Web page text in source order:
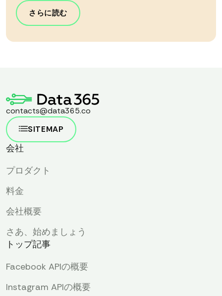
さらに読む
contacts@data365.co
SITEMAP
会社
プロダクト
料金
会社概要
さあ、始めましょう
トップ記事
Facebook APIの概要
Instagram APIの概要